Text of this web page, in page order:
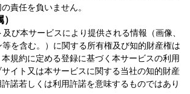
責任を負いません。
び本サービスにより提供される情報（画像、
を含む。）に関する所有権及び知的財産権は
規約に定める登録に基づく本サービスの利用
イト又は本サービスに関する当社の知的財産
諾若しくは利用許諾を意味するものではあり